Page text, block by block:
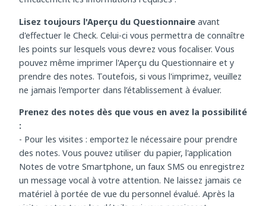
Voici quelques conseils pour collecter et mémoriser
efficacement les informations requises :
Lisez toujours l'Aperçu du Questionnaireavant
d'effectuer le Check. Celui-ci vous permettra de connaître
les points sur lesquels vous devrez vous focaliser. Vous
pouvez même imprimer l'Aperçu du Questionnaire et y
prendre des notes. Toutefois, si vous l'imprimez, veuillez
ne jamais l'emporter dans l’établissement à évaluer.
Prenez des notes dès que vous en avez la possibilité
:
- Pour les visites : emportez le nécessaire pour prendre
des notes. Vous pouvez utiliser du papier, l'application
Notes de votre Smartphone, un faux SMS ou enregistrez
un message vocal à votre attention. Ne laissez jamais ce